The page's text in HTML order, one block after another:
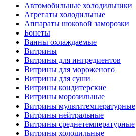
Автомобильные холодильники
Агрегаты холодильные
Аппараты шоковой заморозки
Бонеты
Ванны охлаждаемые
Витрины
Витрины для ингредиентов
Витрины для мороженого
Витрины для суши
Витрины кондитерские
Витрины морозильные
Витрины мультитемпературные
Витрины нейтральные
Витрины среднетемпературные
Витрины холодильные